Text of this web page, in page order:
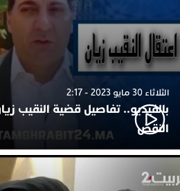
الثلاثاء 30 مايو 2023 - 2:17
بالفيديو.. تفاصيل قضية النقيب
النقض